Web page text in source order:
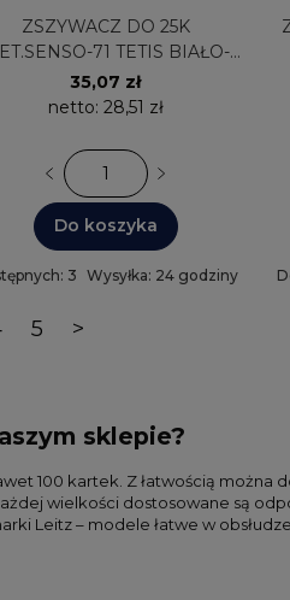
ZSZYWACZ DO 25K
71 TETIS BIAŁO-
CZARNY
35,07 zł
netto: 28,51 zł
Do koszyka
3 Wysyłka: 24 godziny
5 >
sklepie?
100 kartek. Z łatwością
wielkości dostosowane są
Leitz – modele łatwe w